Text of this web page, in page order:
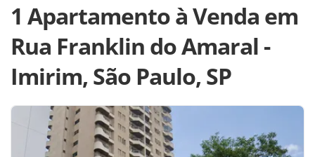
1 Apartamento à Venda em
Rua Franklin do Amaral -
Imirim, São Paulo, SP